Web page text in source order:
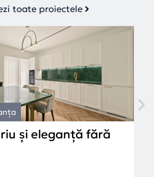
toate proiectele
și eleganță fără